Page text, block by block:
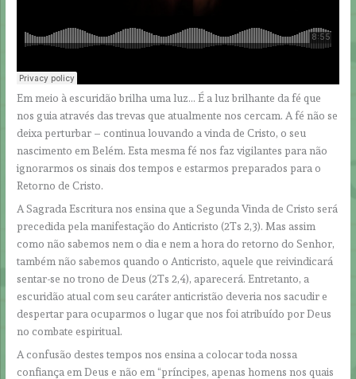
Em meio à escuridão brilha uma luz… É a luz brilhante da fé que
nos guia através das trevas que atualmente nos cercam. A fé não se
deixa perturbar – continua louvando a vinda de Cristo, o seu
nascimento em Belém. Esta mesma fé nos faz vigilantes para não
ignorarmos os sinais dos tempos e estarmos preparados para o
Retorno de Cristo.
A Sagrada Escritura nos ensina que a Segunda Vinda de Cristo será
precedida pela manifestação do Anticristo (2Ts 2,3). Mas assim
como não sabemos nem o dia e nem a hora do retorno do Senhor,
também não sabemos quando o Anticristo, aquele que reivindicará
sentar-se no trono de Deus (2Ts 2,4), aparecerá. Entretanto, a
escuridão atual com seu caráter anticristão deveria nos sacudir e
despertar para ocuparmos o lugar que nos foi atribuído por Deus
no combate espiritual.
A confusão destes tempos nos ensina a colocar toda nossa
confiança em Deus e não em “príncipes, apenas homens nos quais